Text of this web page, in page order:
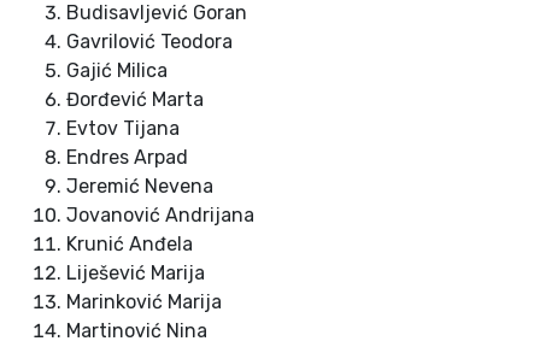
Budisavljević Goran
Gavrilović Teodora
Gajić Milica
Đorđević Marta
Evtov Tijana
Endres Arpad
Jeremić Nevena
Jovanović Andrijana
Krunić Anđela
Liješević Marija
Marinković Marija
Martinović Nina